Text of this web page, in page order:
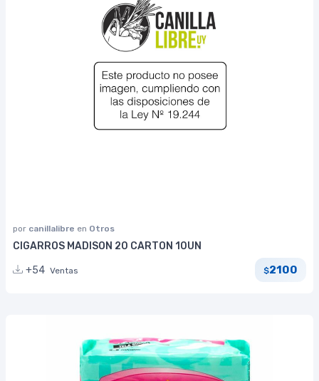
por canillalibre en Otros
CIGARROS MADISON 20 CARTON 10UN
+54 Ventas $2100